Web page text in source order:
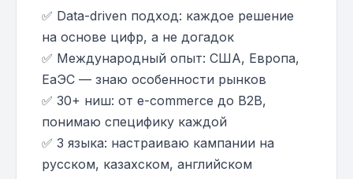
✅ Data-driven подход: каждое решение
на основе цифр, а не догадок
✅ Международный опыт: США, Европа,
ЕаЭС — знаю особенности рынков
✅ 30+ ниш: от e-commerce до B2B,
понимаю специфику каждой
✅ 3 языка: настраиваю кампании на
русском, казахском, английском